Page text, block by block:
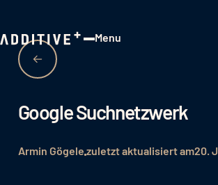
Menu
Google Suchnetzwerk
Armin Gögelezuletzt aktualisiert am20.